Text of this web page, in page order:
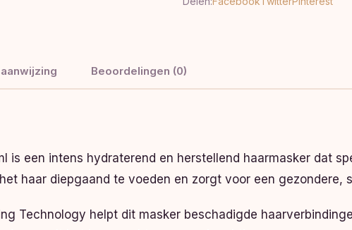
Beoordelingen (0)
is een intens hydraterend en herstellend haarmasker dat
haar diepgaand te voeden en zorgt voor een gezondere,
Technology helpt dit masker beschadigde